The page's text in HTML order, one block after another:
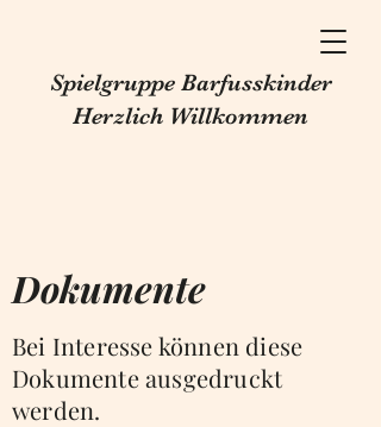
Spielgruppe Barfusskinder
Herzlich Willkommen
Dokumente
Bei Interesse können diese
Dokumente ausgedruckt
werden.